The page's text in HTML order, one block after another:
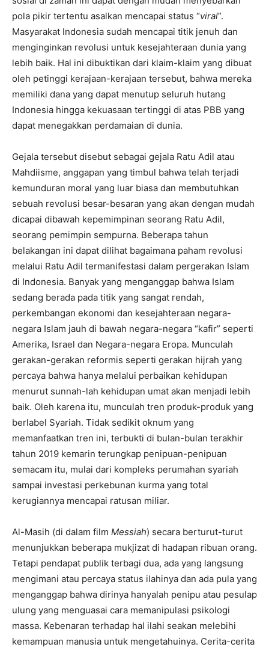
pola pikir tertentu asalkan mencapai status “viral”.
Masyarakat Indonesia sudah mencapai titik jenuh dan
menginginkan revolusi untuk kesejahteraan dunia yang
lebih baik. Hal ini dibuktikan dari klaim-klaim yang dibuat
oleh petinggi kerajaan-kerajaan tersebut, bahwa mereka
memiliki dana yang dapat menutup seluruh hutang
Indonesia hingga kekuasaan tertinggi di atas PBB yang
dapat menegakkan perdamaian di dunia.
Gejala tersebut disebut sebagai gejala Ratu Adil atau
Mahdiisme, anggapan yang timbul bahwa telah terjadi
kemunduran moral yang luar biasa dan membutuhkan
sebuah revolusi besar-besaran yang akan dengan mudah
dicapai dibawah kepemimpinan seorang Ratu Adil,
seorang pemimpin sempurna. Beberapa tahun
belakangan ini dapat dilihat bagaimana paham revolusi
melalui Ratu Adil termanifestasi dalam pergerakan Islam
di Indonesia. Banyak yang menganggap bahwa Islam
sedang berada pada titik yang sangat rendah,
perkembangan ekonomi dan kesejahteraan negara-
negara Islam jauh di bawah negara-negara “kafir” seperti
Amerika, Israel dan Negara-negara Eropa. Munculah
gerakan-gerakan reformis seperti gerakan hijrah yang
percaya bahwa hanya melalui perbaikan kehidupan
menurut sunnah-lah kehidupan umat akan menjadi lebih
baik. Oleh karena itu, munculah tren produk-produk yang
berlabel Syariah. Tidak sedikit oknum yang
memanfaatkan tren ini, terbukti di bulan-bulan terakhir
tahun 2019 kemarin terungkap penipuan-penipuan
semacam itu, mulai dari kompleks perumahan syariah
sampai investasi perkebunan kurma yang total
kerugiannya mencapai ratusan miliar.
Al-Masih (di dalam film Messiah) secara berturut-turut
menunjukkan beberapa mukjizat di hadapan ribuan orang.
Tetapi pendapat publik terbagi dua, ada yang langsung
mengimani atau percaya status ilahinya dan ada pula yang
menganggap bahwa dirinya hanyalah penipu atau pesulap
ulung yang menguasai cara memanipulasi psikologi
massa. Kebenaran terhadap hal ilahi seakan melebihi
kemampuan manusia untuk mengetahuinya. Cerita-cerita